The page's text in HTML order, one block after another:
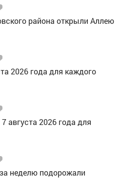
района открыли Аллею
2026 года для каждого
августа 2026 года для
неделю подорожали